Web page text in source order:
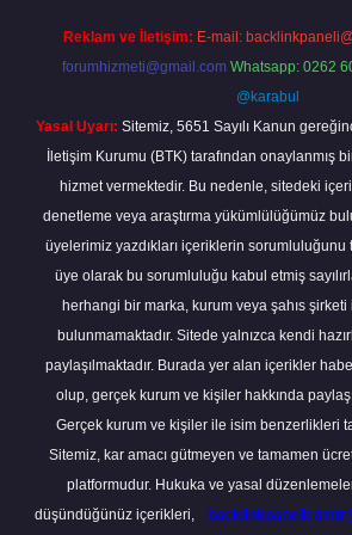
Reklam ve İletişim: E-mail:
forumhizmeti@gmail.com Whatsapp: 0262
@karabul
Yasal Uyarı: Sitemiz, 5651 Sayılı Kanun
İletişim Kurumu (BTK) tarafından onaylanmış
hizmet vermektedir. Bu nedenle, sitedeki
denetleme veya araştırma yükümlülüğümüz
üyelerimiz yazdıkları içeriklerin sorumluluğunu
üye olarak bu sorumluluğu kabul etmiş
herhangi bir marka, kurum veya şahıs şirketi
bulunmamaktadır. Sitede yalnızca kendi
paylaşılmaktadır. Burada yer alan içerikler
olup, gerçek kurum ve kişiler hakkında
Gerçek kurum ve kişiler ile isim benzerlikleri
Sitemiz, kar amacı gütmeyen ve tamamen
platformudur. Hukuka ve yasal
düşündüğünüz içerikleri,